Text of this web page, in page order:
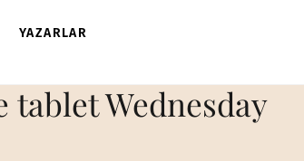
YAZARLAR
Wednesday